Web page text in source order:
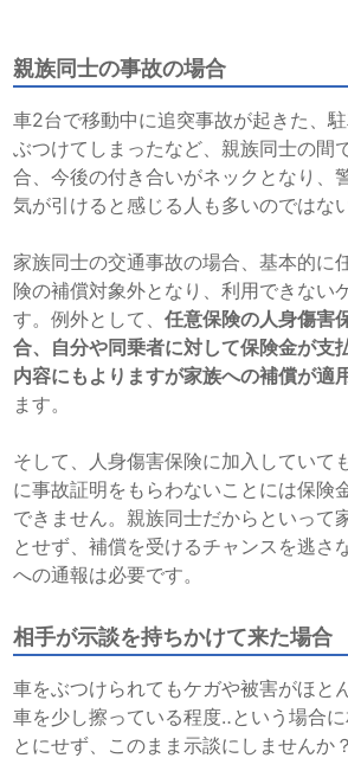
親族同士の事故の場合
車2台で移動中に追突事故が起きた、
ぶつけてしまったなど、親族同士の間
合、今後の付き合いがネックとなり、
気が引けると感じる人も多いのではな
家族同士の交通事故の場合、基本的に
険の補償対象外となり、利用できない
す。例外として、任意保険の人身傷害
合、自分や同乗者に対して保険金が支
内容にもよりますが家族への補償が適
ます。
そして、人身傷害保険に加入していて
に事故証明をもらわないことには保険
できません。親族同士だからといって
とせず、補償を受けるチャンスを逃さ
への通報は必要です。
相手が示談を持ちかけて来た場合
車をぶつけられてもケガや被害がほと
車を少し擦っている程度‥という場合
とにせず、このまま示談にしませんか